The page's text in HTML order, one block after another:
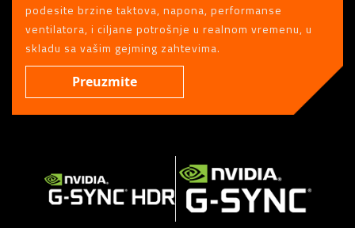
podesite brzine taktova, napona, performanse
ventilatora, i ciljane potrošnje u realnom vremenu, u
skladu sa vašim gejming zahtevima.
Preuzmite